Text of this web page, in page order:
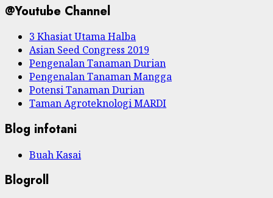
@Youtube Channel
3 Khasiat Utama Halba
Asian Seed Congress 2019
Pengenalan Tanaman Durian
Pengenalan Tanaman Mangga
Potensi Tanaman Durian
Taman Agroteknologi MARDI
Blog infotani
Buah Kasai
Blogroll